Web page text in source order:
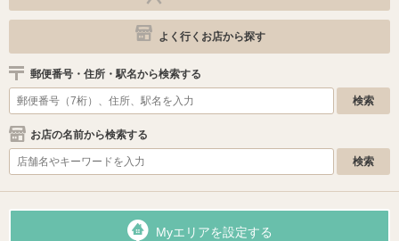
よく行くお店から探す
郵便番号・住所・駅名から検索する
お店の名前から検索する
Myエリアを設定する